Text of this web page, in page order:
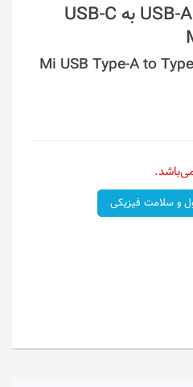
کابل شارژ شیائومی USB-A به USB-C
Mi USB Type-A to
و سلامت فیزیکی